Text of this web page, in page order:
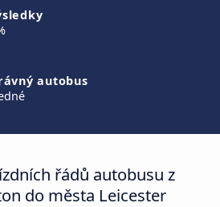
autobus
řádů autobusu z
do města Leicester